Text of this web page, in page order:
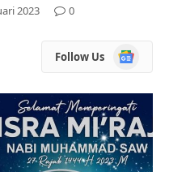
2023 0
Follow Us
Google
News